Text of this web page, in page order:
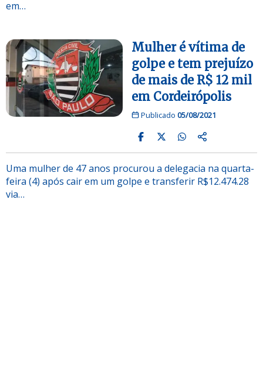
em…
Mulher é vítima de
golpe e tem prejuízo
de mais de R$ 12 mil
em Cordeirópolis
Publicado 05/08/2021
Uma mulher de 47 anos procurou a delegacia na quarta-
feira (4) após cair em um golpe e transferir R$12.474.28
via…